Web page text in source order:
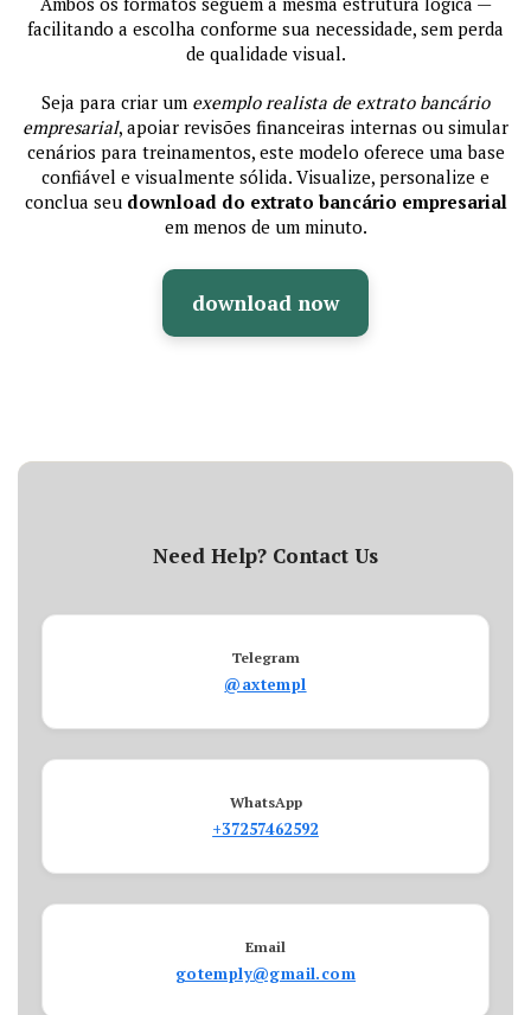
facilitando a escolha conforme sua necessidade, sem perda
de qualidade visual.
Seja para criar um exemplo realista de extrato bancário
empresarial, apoiar revisões financeiras internas ou simular
cenários para treinamentos, este modelo oferece uma base
confiável e visualmente sólida. Visualize, personalize e
conclua seu download do extrato bancário empresarial
em menos de um minuto.
download now
Need Help? Contact Us
Telegram
@axtempl
WhatsApp
+37257462592
Email
gotemply@gmail.com